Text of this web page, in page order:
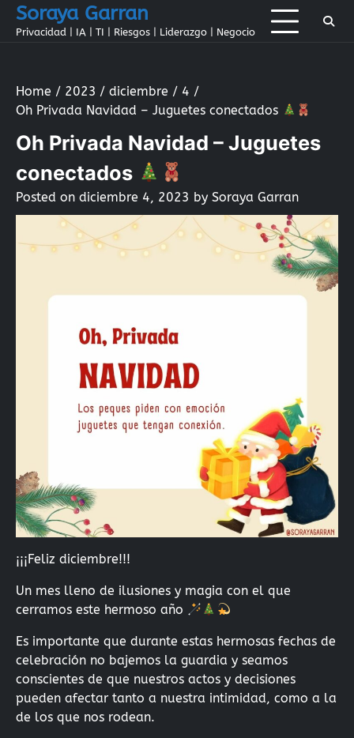
SkipSoraya Garran
Privacidad | IA | TI | Riesgos | Liderazgo | Negocio
Home 2023 diciembre
4
Oh Privada Navidad – Juguetes conectados
Oh Privada Navidad – Juguetes
conectados
Posted on diciembre 4, 2023 by Soraya Garran
¡¡¡Feliz diciembre!!!
Un mes lleno de ilusiones y magia con el que
cerramos este hermoso año
Es importante que durante estas hermosas fechas de
celebración no bajemos la guardia y seamos
conscientes de que nuestros actos y decisiones
pueden afectar tanto a nuestra intimidad, como a la
de los que nos rodean.